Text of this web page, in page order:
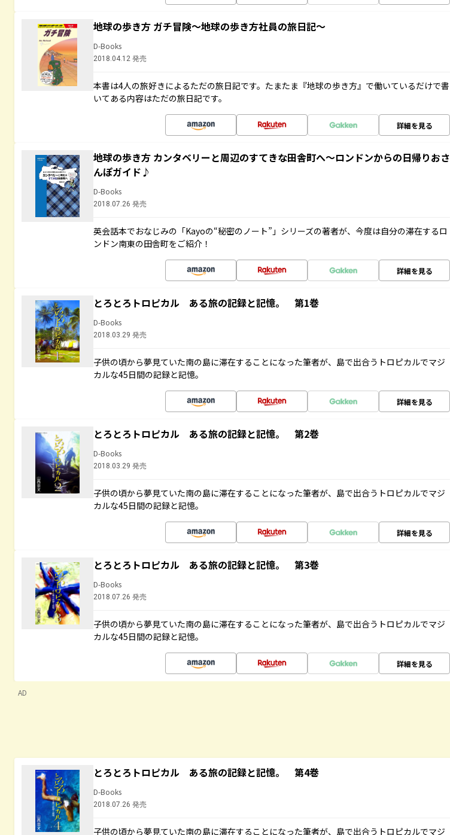
地球の歩き方 ガチ冒険～地球の歩き方社員の旅日記～
D-Books
2018.04.12 発売
本書は4人の旅好きによるただの旅日記です。たまたま『地球の歩き方』で働いているだけで書
いてある内容はただの旅日記です。
詳細を見る
地球の歩き方 カンタベリーと周辺のすてきな田舎町へ～ロンドンからの日帰りおさ
んぽガイド♪
D-Books
2018.07.26 発売
英会話本でおなじみの「Kayoの“秘密のノート”」シリーズの著者が、今度は自分の滞在するロ
ンドン南東の田舎町をご紹介！
詳細を見る
とろとろトロピカル ある旅の記録と記憶。 第1巻
D-Books
2018.03.29 発売
子供の頃から夢見ていた南の島に滞在することになった筆者が、島で出合うトロピカルでマジ
カルな45日間の記録と記憶。
詳細を見る
とろとろトロピカル ある旅の記録と記憶。 第2巻
D-Books
2018.03.29 発売
子供の頃から夢見ていた南の島に滞在することになった筆者が、島で出合うトロピカルでマジ
カルな45日間の記録と記憶。
詳細を見る
とろとろトロピカル ある旅の記録と記憶。 第3巻
D-Books
2018.07.26 発売
子供の頃から夢見ていた南の島に滞在することになった筆者が、島で出合うトロピカルでマジ
カルな45日間の記録と記憶。
詳細を見る
AD
とろとろトロピカル ある旅の記録と記憶。 第4巻
D-Books
2018.07.26 発売
子供の頃から夢見ていた南の島に滞在することになった筆者が、島で出合うトロピカルでマジ